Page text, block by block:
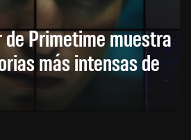
Primetime muestra
más intensas de